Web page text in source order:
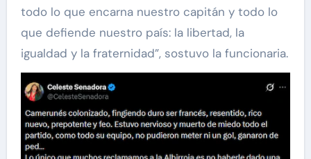
todo lo que encarna nuestro capitán y todo lo
que defiende nuestro país: la libertad, la
igualdad y la fraternidad”, sostuvo la funcionaria.